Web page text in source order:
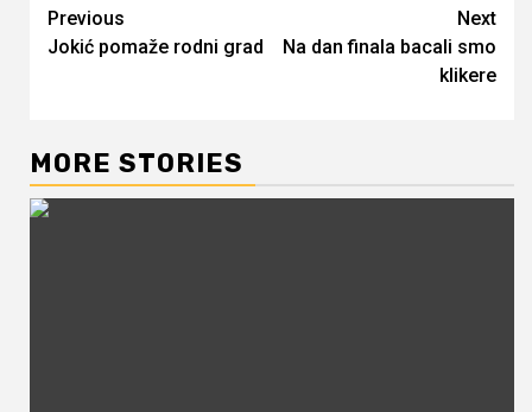
Continue
Reading
Previous
Jokić pomaže rodni grad
Next
Na dan finala bacali smo
klikere
MORE STORIES